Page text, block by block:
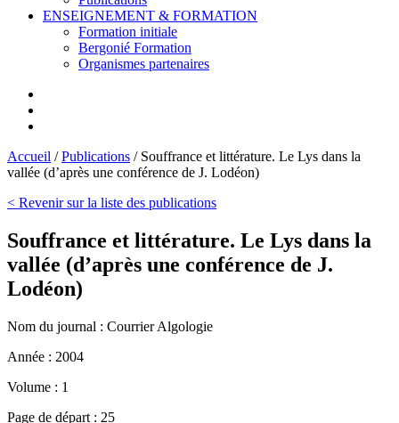
ENSEIGNEMENT & FORMATION
Formation initiale
Bergonié Formation
Organismes partenaires
Accueil /Publications / Souffrance et littérature. Le Lys dans la
vallée (d’après une conférence de J. Lodéon)
< Revenir sur la liste des publications
Souffrance et littérature. Le Lys dans la
vallée (d’après une conférence de J.
Lodéon)
Nom du journal : Courrier Algologie
Année : 2004
Volume : 1
Page de départ : 25